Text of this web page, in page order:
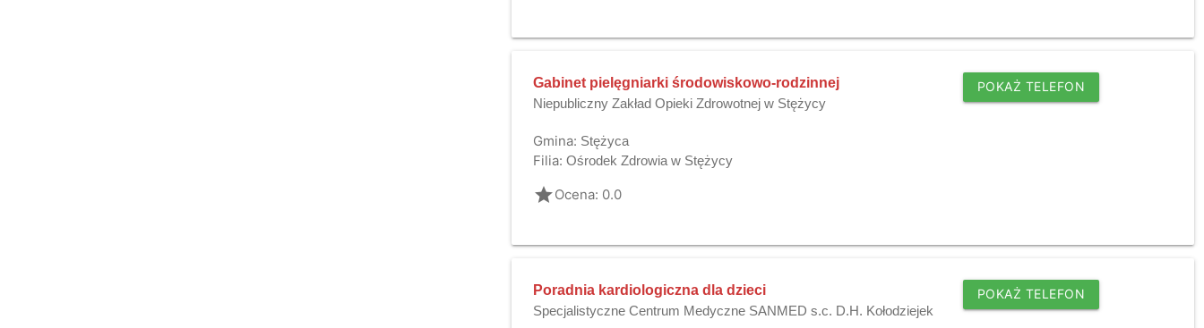
Gabinet pielęgniarki środowiskowo-rodzinnej
Niepubliczny Zakład Opieki Zdrowotnej w Stężycy
POKAŻ TELEFON
Gmina: Stężyca
Filia: Ośrodek Zdrowia w Stężycy
gradeOcena: 0.0
Poradnia kardiologiczna dla dzieci
Specjalistyczne Centrum Medyczne SANMED s.c. D.H. Kołodziejek
POKAŻ TELEFON